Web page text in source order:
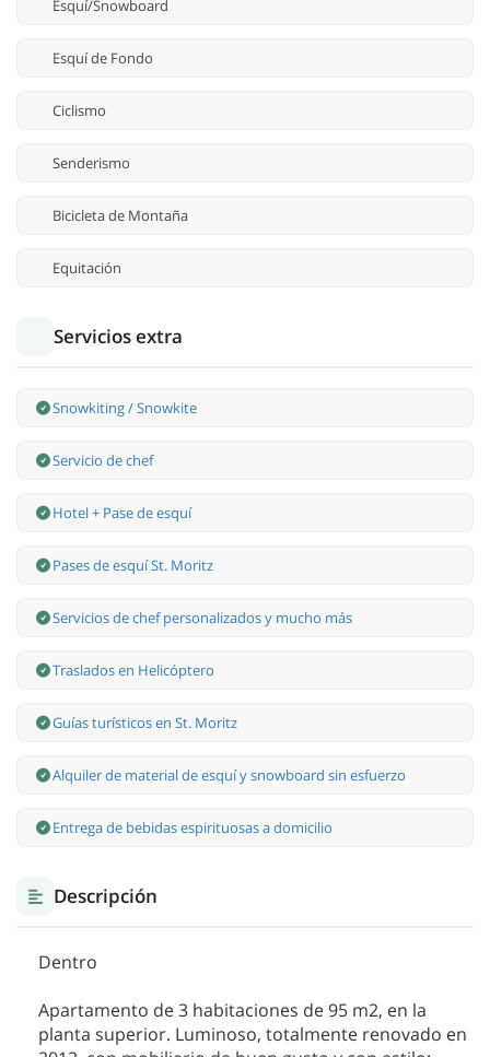
Esquí/Snowboard
Esquí de Fondo
Ciclismo
Senderismo
Bicicleta de Montaña
Equitación
Servicios extra
Snowkiting / Snowkite
Servicio de chef
Hotel + Pase de esquí
Pases de esquí St. Moritz
Servicios de chef personalizados y mucho más
Traslados en Helicóptero
Guías turísticos en St. Moritz
Alquiler de material de esquí y snowboard sin esfuerzo
Entrega de bebidas espirituosas a domicilio
Descripción
Dentro
Apartamento de 3 habitaciones de 95 m2, en la
planta superior. Luminoso, totalmente renovado en